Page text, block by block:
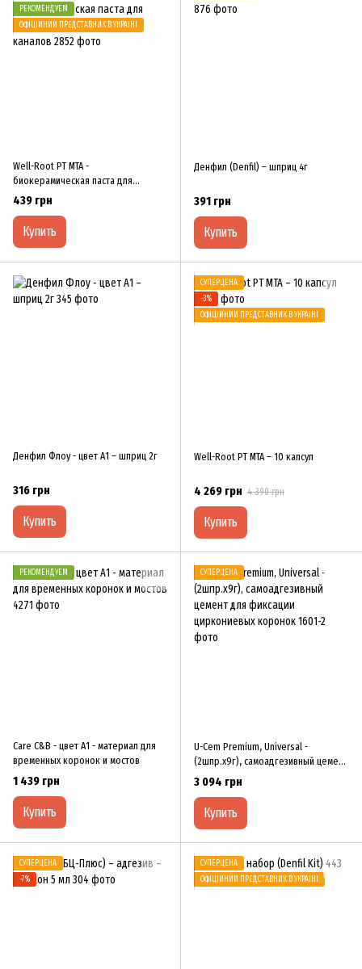
РЕКОМЕНДУЕМ
ОФІЦІЙНИЙ ПРЕДСТАВНИК В УКРАЇНІ
Well-Root PT MTA -
биокерамическая паста для
восстановления корневых каналов
439 грн
Купить
Денфил (Denfil) – шприц 4г
391 грн
Купить
Денфил Флоу - цвет А1 – шприц 2г
316 грн
Купить
СУПЕРЦЕНА
−3%
ОФІЦІЙНИЙ ПРЕДСТАВНИК В УКРАЇНІ
Well-Root PT MTA – 10 капсул
4 269 грн 4 390 грн
Купить
РЕКОМЕНДУЕМ
Care C&B - цвет А1 - материал для
временных коронок и мостов
1 439 грн
Купить
СУПЕРЦЕНА
U-Cem Premium, Universal -
(2шпр.х9г), самоадгезивный цемент
для фиксации циркониевых
коронок
3 094 грн
Купить
СУПЕРЦЕНА
−7%
СУПЕРЦЕНА
ОФІЦІЙНИЙ ПРЕДСТАВНИК В УКРАЇНІ